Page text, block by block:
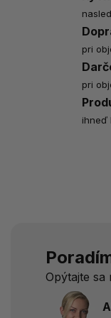
pri
pri
ihneď
Opýtajte